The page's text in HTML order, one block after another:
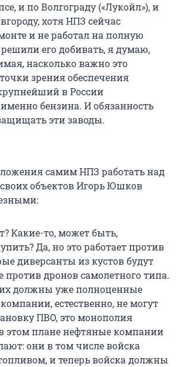
и по Волгограду («Лукойл»), и
хотя НПЗ сейчас
и не работал на полную
его добивать, я думаю,
насколько важно это
зрения обеспечения
в России
бензина. И обязанность
эти заводы.
самим НПЗ работать над
объектов Игорь Юшков
Какие-то, может быть,
Да, но это работает против
диверсанты из кустов будут
против дронов самолетного типа.
должны уже полноценные
естественно, не могут
ПВО, это монополия
этом плане нефтяные компании
они в том числе войска
и теперь войска должны